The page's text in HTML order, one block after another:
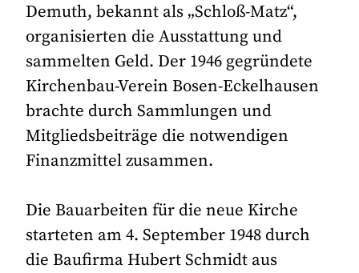
Demuth, bekannt als „Schloß-Matz“,
organisierten die Ausstattung und
sammelten Geld. Der 1946 gegründete
Kirchenbau-Verein Bosen-Eckelhausen
brachte durch Sammlungen und
Mitgliedsbeiträge die notwendigen
Finanzmittel zusammen.
Die Bauarbeiten für die neue Kirche
starteten am 4. September 1948 durch
die Baufirma Hubert Schmidt aus